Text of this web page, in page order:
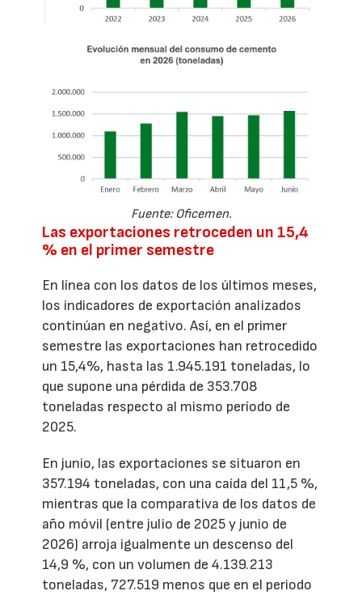
Fuente: Oficemen.
Las exportaciones retroceden un 15,4
% en el primer semestre
En línea con los datos de los últimos meses,
los indicadores de exportación analizados
continúan en negativo. Así, en el primer
semestre las exportaciones han retrocedido
un 15,4%, hasta las 1.945.191 toneladas, lo
que supone una pérdida de 353.708
toneladas respecto al mismo período de
2025.
En junio, las exportaciones se situaron en
357.194 toneladas, con una caída del 11,5 %,
mientras que la comparativa de los datos de
año móvil (entre julio de 2025 y junio de
2026) arroja igualmente un descenso del
14,9 %, con un volumen de 4.139.213
toneladas, 727.519 menos que en el periodo